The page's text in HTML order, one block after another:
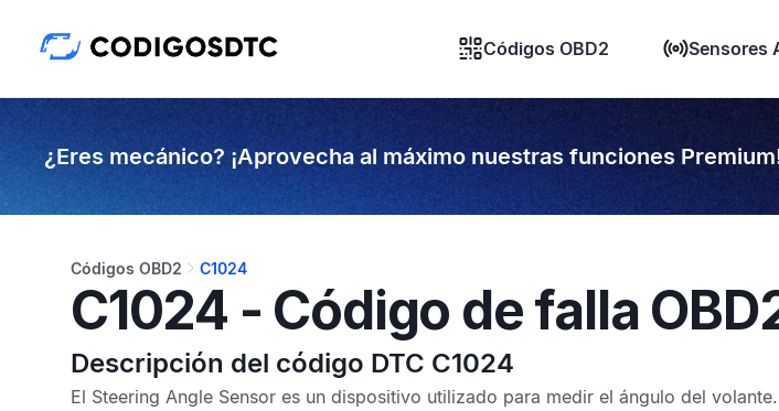
Códigos OBD2 Sensores
¿Eres mecánico? ¡Aprovecha al máximo nuestras funciones
Códigos OBD2 C1024
C1024 - Código de falla
Descripción del código DTC C1024
El Steering Angle Sensor es un dispositivo utilizado para medir el ángulo del volante.